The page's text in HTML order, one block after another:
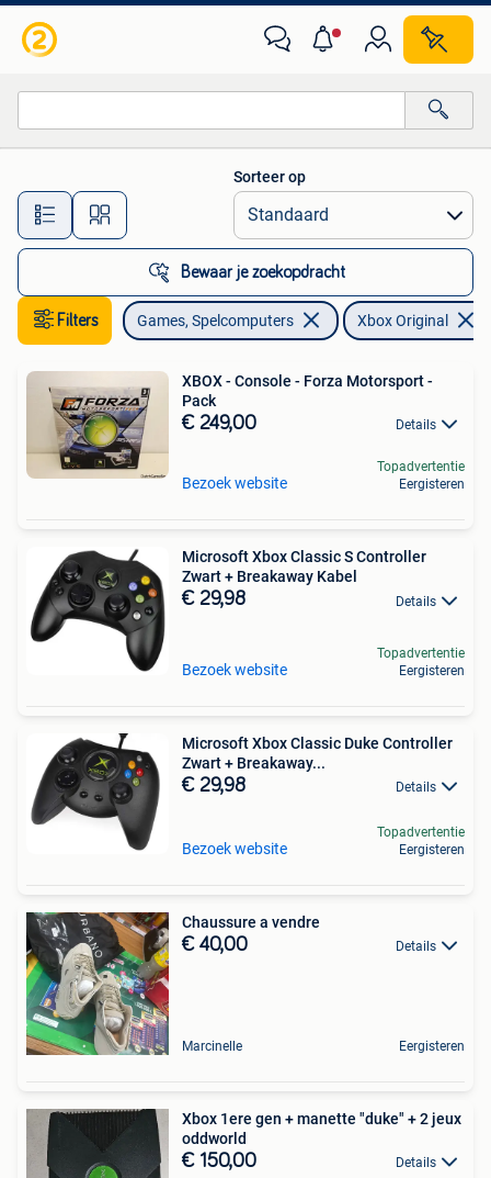
Alle afstanden…
Sorteer op
Bewaar je zoekopdracht
Filters Games, Spelcomputers Xbox Original
XBOX - Console - Forza Motorsport -
Pack
€ 249,00 Details
Bezoek website
Topadvertentie
Eergisteren
Microsoft Xbox Classic S Controller
Zwart + Breakaway Kabel
€ 29,98 Details
Bezoek website
Topadvertentie
Eergisteren
Microsoft Xbox Classic Duke Controller
Zwart + Breakaway...
€ 29,98 Details
Bezoek website
Topadvertentie
Eergisteren
Chaussure a vendre
€ 40,00 Details
Marcinelle Eergisteren
Xbox 1ere gen + manette "duke" + 2 jeux
oddworld
€ 150,00 Details